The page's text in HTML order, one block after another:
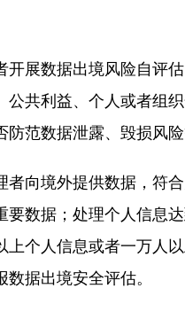
展数据出境风险自评
共利益、个人或者组
范数据泄露、毁损风险
向境外提供数据，符
数据；处理个人信息
个人信息或者一万人
据出境安全评估。